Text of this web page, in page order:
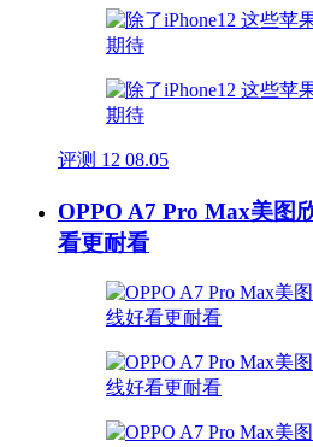
评测 12 08.05
OPPO A7 Pro Max美图
看更耐看